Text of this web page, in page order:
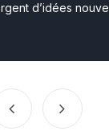
d’idées